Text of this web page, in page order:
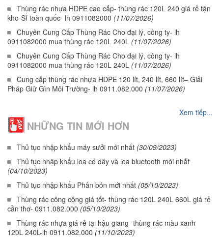
Thùng rác nhựa HDPE cao cấp- thùng rác 120L 240 giá rẻ tận
kho-Sỉ toàn quốc- lh 0911082000 (11/07/2026)
Chuyên Cung Cấp Thùng Rác Cho đại lý, công ty- lh
0911082000 mua thùng rác 120L 240L (11/07/2026)
Chuyên Cung Cấp Thùng Rác Cho đại lý, công ty- lh
0911082000 mua thùng rác 120L 240L (11/07/2026)
Cung cấp thùng rác nhựa HDPE 120 lít, 240 lít, 660 lít– Giải
Pháp Giữ Gìn Môi Trường- lh 0911.082.000 (11/07/2026)
Xem tiếp...
NHỮNG TIN MỚI HƠN
Thủ tục nhập khẩu máy sưởi mới nhất (30/09/2023)
Thủ tục nhập khẩu loa có dây và loa bluetooth mới nhất
(04/10/2023)
Thủ tục nhập khẩu Phân bón mới nhất (05/10/2023)
Thùng rác công cộng giá tốt- thùng rác 120L 240L 660L giá rẻ
cần thơ- 0911.082.000 (05/10/2023)
Thùng rác nhựa giá rẻ tại hậu giang- thùng rác màu xanh
120L 240L-lh 0911.082.000 (11/10/2023)